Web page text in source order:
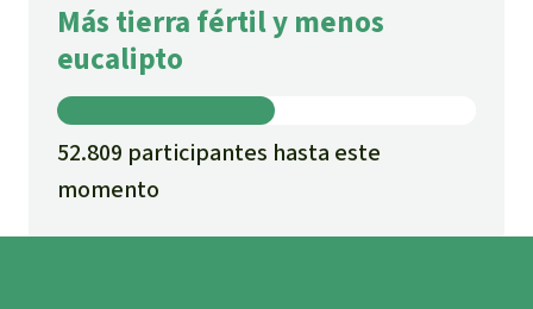
Más tierra fértil y menos
eucalipto
52.809 participantes hasta este
momento